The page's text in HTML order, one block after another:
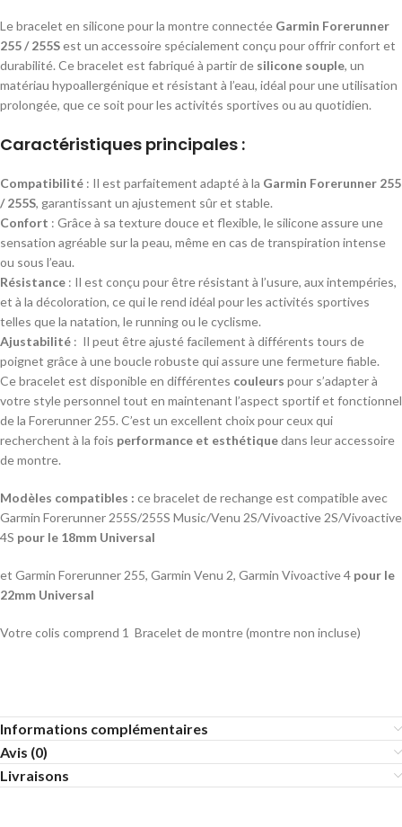
Le bracelet en silicone pour la montre connectée Garmin Forerunner
255 / 255Sest un accessoire spécialement conçu pour offrir confort et
durabilité. Ce bracelet est fabriqué à partir de silicone souple, un
matériau hypoallergénique et résistant à l’eau, idéal pour une utilisation
prolongée, que ce soit pour les activités sportives ou au quotidien.
Caractéristiques principales :
Compatibilité : Il est parfaitement adapté à la Garmin Forerunner 255
/ 255S, garantissant un ajustement sûr et stable.
Confort : Grâce à sa texture douce et flexible, le silicone assure une
sensation agréable sur la peau, même en cas de transpiration intense
ou sous l’eau.
Résistance : Il est conçu pour être résistant à l’usure, aux intempéries,
et à la décoloration, ce qui le rend idéal pour les activités sportives
telles que la natation, le running ou le cyclisme.
Ajustabilité : Il peut être ajusté facilement à différents tours de
poignet grâce à une boucle robuste qui assure une fermeture fiable.
Ce bracelet est disponible en différentes couleurs pour s’adapter à
votre style personnel tout en maintenant l’aspect sportif et fonctionnel
de la Forerunner 255. C’est un excellent choix pour ceux qui
recherchent à la fois performance et esthétiquedans leur accessoire
de montre.
Modèles compatibles : ce bracelet de rechange est compatible avec
Garmin Forerunner 255S/255S Music/Venu 2S/Vivoactive 2S/Vivoactive
4S pour le 18mm Universal
et Garmin Forerunner 255, Garmin Venu 2, Garmin Vivoactive 4 pour le
22mm Universal
Votre colis comprend 1 Bracelet de montre (montre non incluse)
Informations complémentaires
Avis (0)
Livraisons